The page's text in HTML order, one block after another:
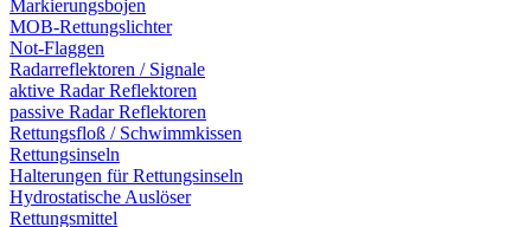
Markierungsbojen
MOB-Rettungslichter
Not-Flaggen
Radarreflektoren / Signale
aktive Radar Reflektoren
passive Radar Reflektoren
Rettungsfloß / Schwimmkissen
Rettungsinseln
Halterungen für Rettungsinseln
Hydrostatische Auslöser
Rettungsmittel